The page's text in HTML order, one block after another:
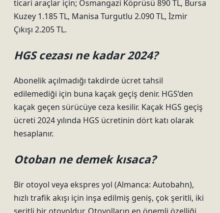
ticari araçlar için; Osmangazi Köprüsü 890 TL, Bursa
Kuzey 1.185 TL, Manisa Turgutlu 2.090 TL, İzmir
Çıkışı 2.205 TL.
HGS cezası ne kadar 2024?
Abonelik açılmadığı takdirde ücret tahsil
edilemediği için buna kaçak geçiş denir. HGS’den
kaçak geçen sürücüye ceza kesilir. Kaçak HGS geçiş
ücreti 2024 yılında HGS ücretinin dört katı olarak
hesaplanır.
Otoban ne demek kısaca?
Bir otoyol veya ekspres yol (Almanca: Autobahn),
hızlı trafik akışı için inşa edilmiş geniş, çok şeritli, iki